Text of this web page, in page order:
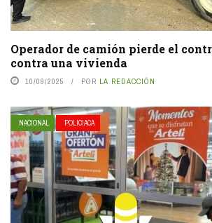
Operador de camión pierde el
contra una vivienda
10/09/2025 POR LA REDACCIÓN
NACIONAL POLICIACA